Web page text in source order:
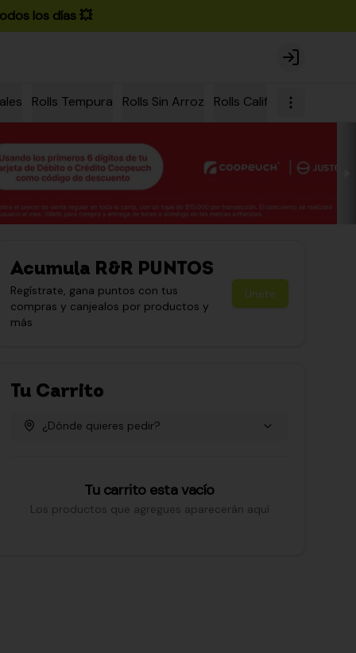
los días 💥
Login
Rolls Tempura Rolls Sin Arroz Rolls California
Acumula R&R PUNTOS
Regístrate, gana puntos con tus
compras y canjealos por productos y
más
Únete
Tu Carrito
¿Dónde quieres pedir?
Tu carrito esta vacío
Los productos que agregues aparecerán aquí